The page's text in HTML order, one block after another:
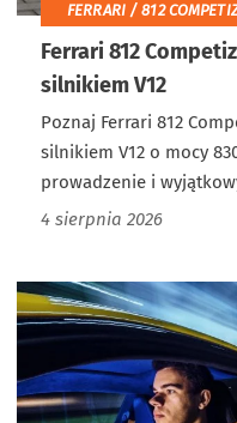
FERRARI / 812
Ferrari 812
silnikiem V12
Poznaj Ferrari 812
silnikiem V12 o mocy
prowadzenie i
4 sierpnia 2026